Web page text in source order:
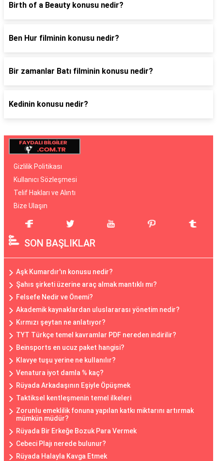
Birth of a Beauty konusu nedir?
Ben Hur filminin konusu nedir?
Bir zamanlar Batı filminin konusu nedir?
Kedinin konusu nedir?
Gizlilik Politikası
Kullanıcı Sözleşmesi
Telif Hakları ve Alıntı
Bize Ulaşın
SON BAŞLIKLAR
Aşk Kumardır'ın konusu nedir?
Şahıs şirketi üzerine araç almak mantıklı mı?
Felsefe Nedir ve Önemi?
Akademik kaynaklardan uluslararası yönetim nedir?
Kırmızı şeytan ne anlatıyor?
TYT Türkçe temel kavramlar PDF nereden indirilir?
Beinsports en ucuz paket hangisi?
Klavye tuşu yerine ne kullanılır?
Venatura iyot damla % kaç?
Rüyada Arkadaşının Eşiyle Öpüşmek
Taktiksel kentleşmenin temel ilkeleri
Zorunlu emeklilik fonuna yapılan katkı miktarını artırmak
mümkün müdür?
Rüyada Bir Erkeğe Bozuk Para Vermek
Cebeci Plajı nerede bulunur?
Rüyada Halayla Kavga Etmek